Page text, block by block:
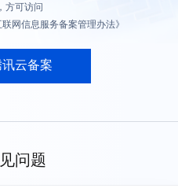
方可访问
网信息服务备案管理办法》
云备案
问题